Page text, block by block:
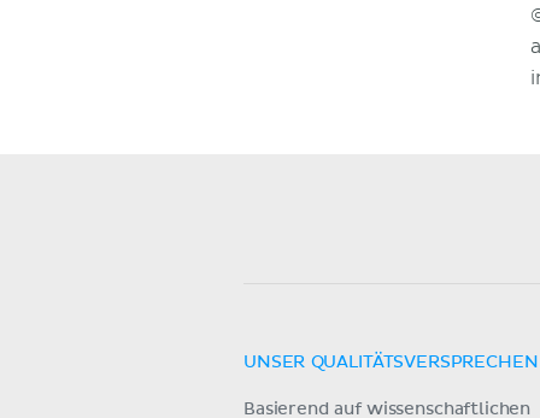
UNSER QUALITÄTSVERSPRECHEN
Basierend auf wissenschaftlichen